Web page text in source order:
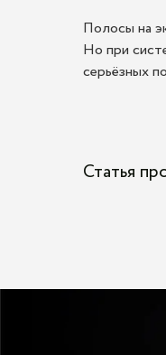
Полосы на
Но при
серьёзных
Статья